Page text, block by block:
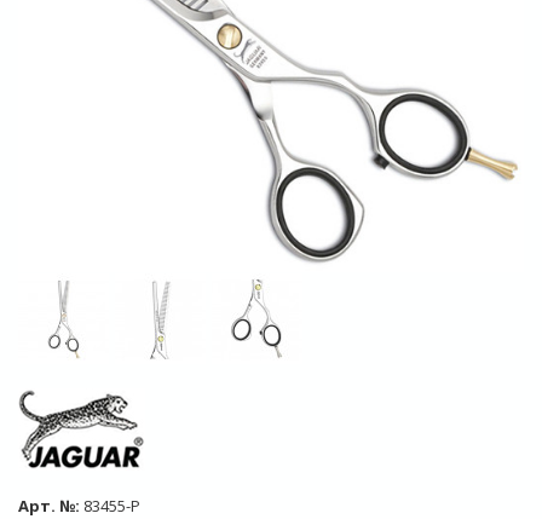
Арт. №: 83455-P